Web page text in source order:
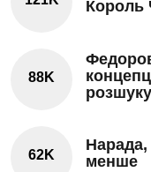
Король
88K
розшуку
62K
Нарада,
менше